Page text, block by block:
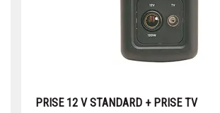
PRISE 12 V STANDARD + PRISE TV